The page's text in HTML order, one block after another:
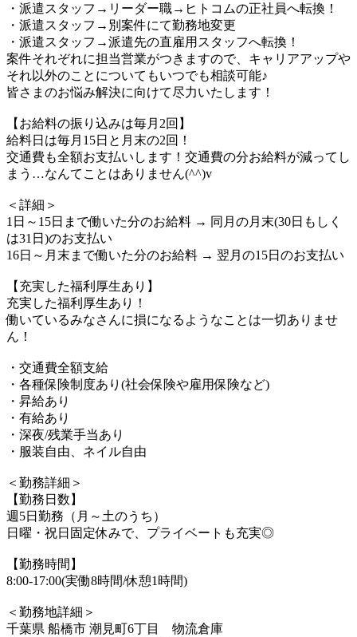
・派遣スタッフ→リーダー職→ヒトコムの正社員へ転換！
・派遣スタッフ→別案件にて勤務地変更
・派遣スタッフ→派遣先の直雇用スタッフへ転換！
案件それぞれに担当営業がつきますので、キャリアアップや
それ以外のことについてもいつでも相談可能♪
皆さまのお悩み解決に向けて尽力いたします！
【お給料の振り込みは毎月2回】
給料日は毎月15日と月末の2回！
交通費も全額お支払いします！交通費の分お給料が減ってし
まう…なんてことはありません(^^)v
＜詳細＞
1日～15日まで働いた分のお給料 → 同月の月末(30日もしく
は31日)のお支払い
16日～月末まで働いた分のお給料 → 翌月の15日のお支払い
【充実した福利厚生あり】
充実した福利厚生あり！
働いているみなさんに損になるようなことは一切ありませ
ん！
・交通費全額支給
・各種保険制度あり(社会保険や雇用保険など)
・昇給あり
・有給あり
・深夜/残業手当あり
・服装自由、ネイル自由
＜勤務詳細＞
【勤務日数】
週5日勤務（月～土のうち）
日曜・祝日固定休みで、プライベートも充実◎
【勤務時間】
8:00-17:00(実働8時間/休憩1時間)
＜勤務地詳細＞
千葉県 船橋市 潮見町6丁目 物流倉庫